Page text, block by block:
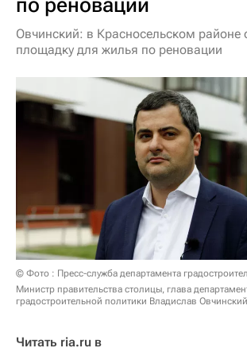
по реновации
Овчинский: в Красносельском районе
площадку для жилья по реновации
© Фото : Пресс-служба департамента
Министр правительства столицы, глава
градостроительной политики Владислав
Читать ria.ru в